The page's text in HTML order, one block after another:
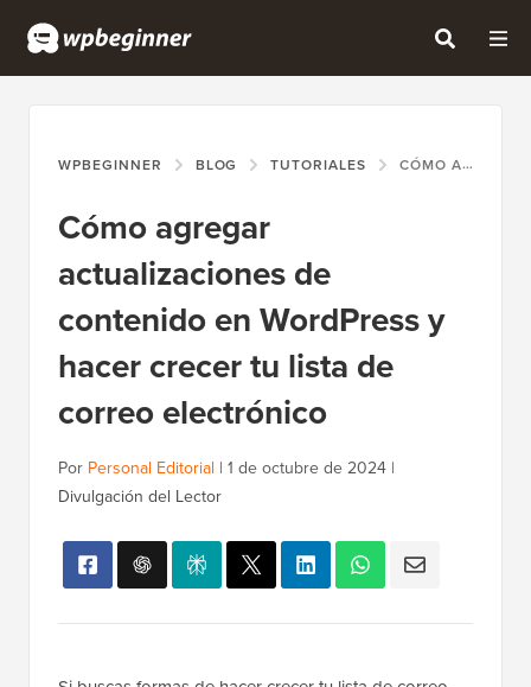
WPBEGINNER BLOG TUTORIALES CÓMO AGREGAR ACTUALIZACIONES DE CONTENIDO EN WORDPRESS Y HACER CRECER TU LISTA DE CORREO ELECTRÓNICO
Cómo agregar
actualizaciones de
contenido en WordPress y
hacer crecer tu lista de
correo electrónico
Por Personal Editorial | 1 de octubre de 2024 |
Divulgación del Lector